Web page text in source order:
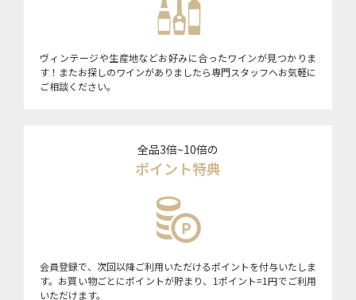
ヴィンテージや生産地などお好みに合ったワインが見つかりま
す！またお探しのワインがありましたら専門スタッフへお気軽に
ご相談ください。
全品3倍~10倍の
ポイント特典
会員登録で、次回以降ご利用いただけるポイントを付与いたしま
す。お買い物ごとにポイントが貯まり、1ポイント=1円でご利用
いただけます。